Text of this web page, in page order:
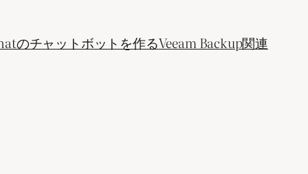
のチャットボットを作るVeeam Backup関連